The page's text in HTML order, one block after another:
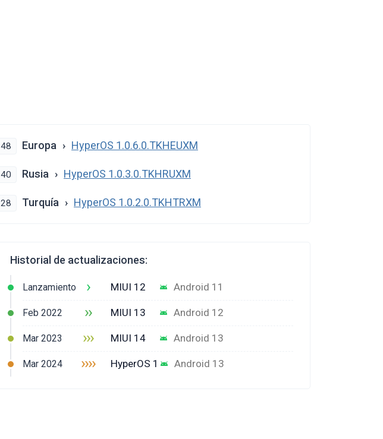
48 Europa HyperOS 1.0.6.0.TKHEUXM
40 Rusia HyperOS 1.0.3.0.TKHRUXM
28 Turquía HyperOS 1.0.2.0.TKHTRXM
Historial de actualizaciones:
Lanzamiento › MIUI 12 Android 11
Feb 2022 ›› MIUI 13 Android 12
Mar 2023 ››› MIUI 14 Android 13
Mar 2024 ›››› HyperOS 1 Android 13